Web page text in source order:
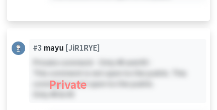
#3 mayu [JiR1RYE]
Private comment - Only #0 and #3 -
This comment is not open to the public. This
comment is not open to the public.
Private